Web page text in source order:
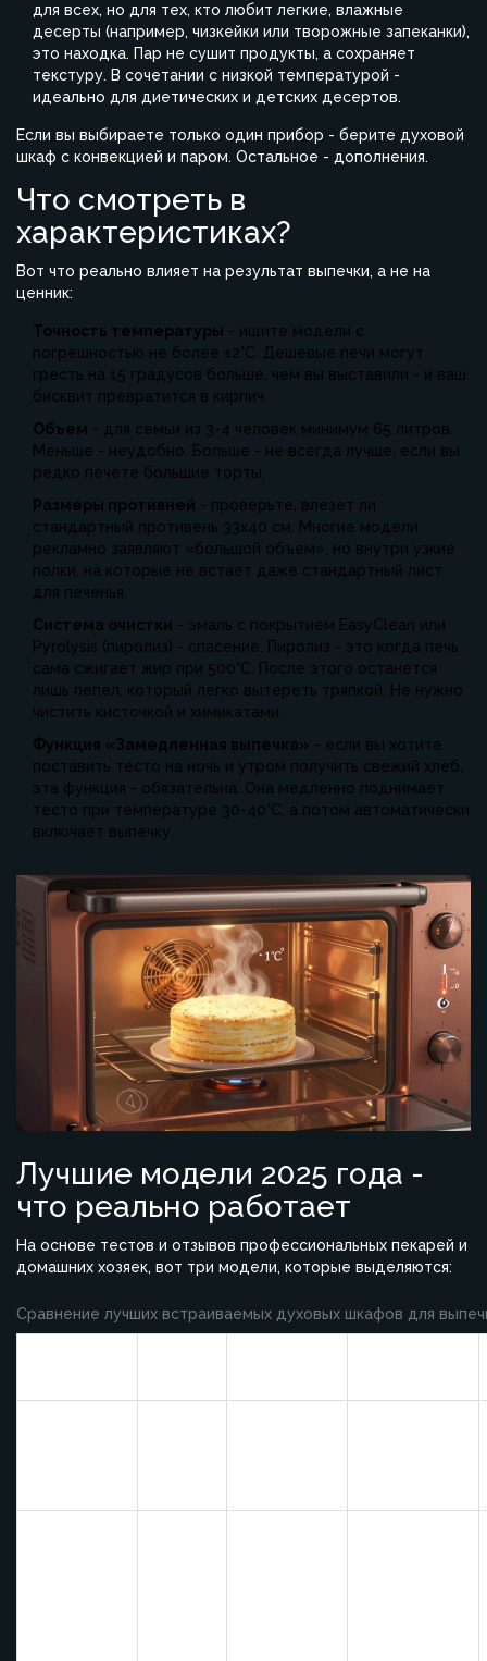
для всех, но для тех, кто любит легкие, влажные
десерты (например, чизкейки или творожные запеканки),
это находка. Пар не сушит продукты, а сохраняет
текстуру. В сочетании с низкой температурой -
идеально для диетических и детских десертов.
Если вы выбираете только один прибор - берите духовой
шкаф с конвекцией и паром. Остальное - дополнения.
Что смотреть в
характеристиках?
Вот что реально влияет на результат выпечки, а не на
ценник:
Точность температуры - ищите модели с
погрешностью не более ±2°C. Дешевые печи могут
гресть на 15 градусов больше, чем вы выставили - и ваш
бисквит превратится в кирпич.
Объем - для семьи из 3-4 человек минимум 65 литров.
Меньше - неудобно. Больше - не всегда лучше, если вы
редко печете большие торты.
Размеры противней - проверьте, влезет ли
стандартный противень 33x40 см. Многие модели
рекламно заявляют «большой объем», но внутри узкие
полки, на которые не встает даже стандартный лист
для печенья.
Система очистки - эмаль с покрытием EasyClean или
Pyrolysis (пиролиз) - спасение. Пиролиз - это когда печь
сама сжигает жир при 500°C. После этого останется
лишь пепел, который легко вытереть тряпкой. Не нужно
чистить кисточкой и химикатами.
Функция «Замедленная выпечка» - если вы хотите
поставить тесто на ночь и утром получить свежий хлеб,
эта функция - обязательна. Она медленно поднимает
тесто при температуре 30-40°C, а потом автоматически
включает выпечку.
Лучшие модели 2025 года -
что реально работает
На основе тестов и отзывов профессиональных пекарей и
домашних хозяек, вот три модели, которые выделяются:
Сравнение лучших встраиваемых духовых шкафов для